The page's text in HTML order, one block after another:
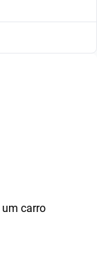
carro